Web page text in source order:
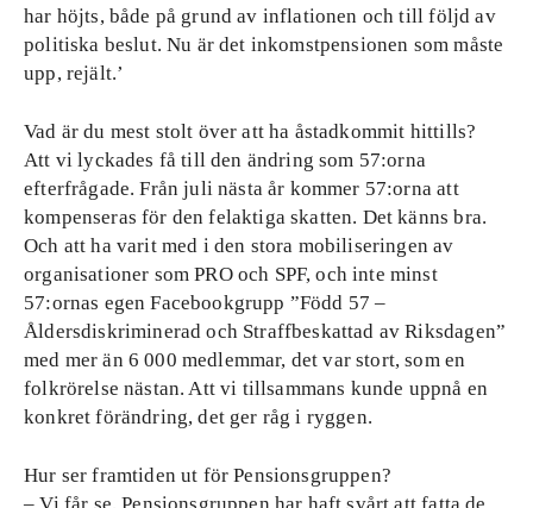
har höjts, både på grund av inflationen och till följd av
politiska beslut. Nu är det inkomstpensionen som måste
upp, rejält.’
Vad är du mest stolt över att ha åstadkommit hittills?
Att vi lyckades få till den ändring som 57:orna
efterfrågade. Från juli nästa år kommer 57:orna att
kompenseras för den felaktiga skatten. Det känns bra.
Och att ha varit med i den stora mobiliseringen av
organisationer som PRO och SPF, och inte minst
57:ornas egen Facebookgrupp ”Född 57 –
Åldersdiskriminerad och Straffbeskattad av Riksdagen”
med mer än 6 000 medlemmar, det var stort, som en
folkrörelse nästan. Att vi tillsammans kunde uppnå en
konkret förändring, det ger råg i ryggen.
Hur ser framtiden ut för Pensionsgruppen?